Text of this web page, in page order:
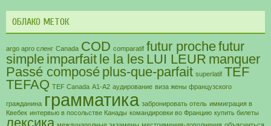
ОБЛАКО МЕТОК
argo арго сленг Canada COD comparatif futur prochefutur
simple imparfait le la les LUI LEUR manquer
Passé composé plus-que-parfait superlatif TEF
TEFAQ TEF Canada А1-А2 аудирование виза жены французского
гражданина грамматика забронировать отель иммиграция в
Квебек интервью в посольстве Канады командировки во Францию купить билеты
лексика